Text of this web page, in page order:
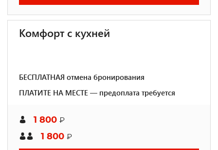
Комфорт с кухней
БЕСПЛАТНАЯ отмена бронирования
ПЛАТИТЕ НА МЕСТЕ — предоплата требуется
1 800 ₽
1 800 ₽